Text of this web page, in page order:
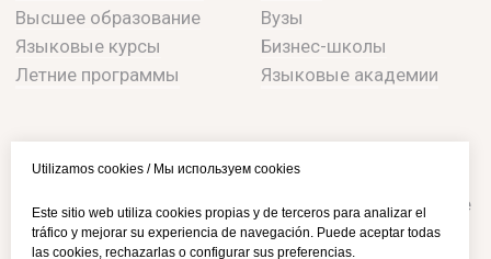
Utilizamos cookies / Мы используем cookies
Este sitio web utiliza cookies propias y de terceros para analizar el
tráfico y mejorar su experiencia de navegación. Puede aceptar todas
las cookies, rechazarlas o configurar sus preferencias.